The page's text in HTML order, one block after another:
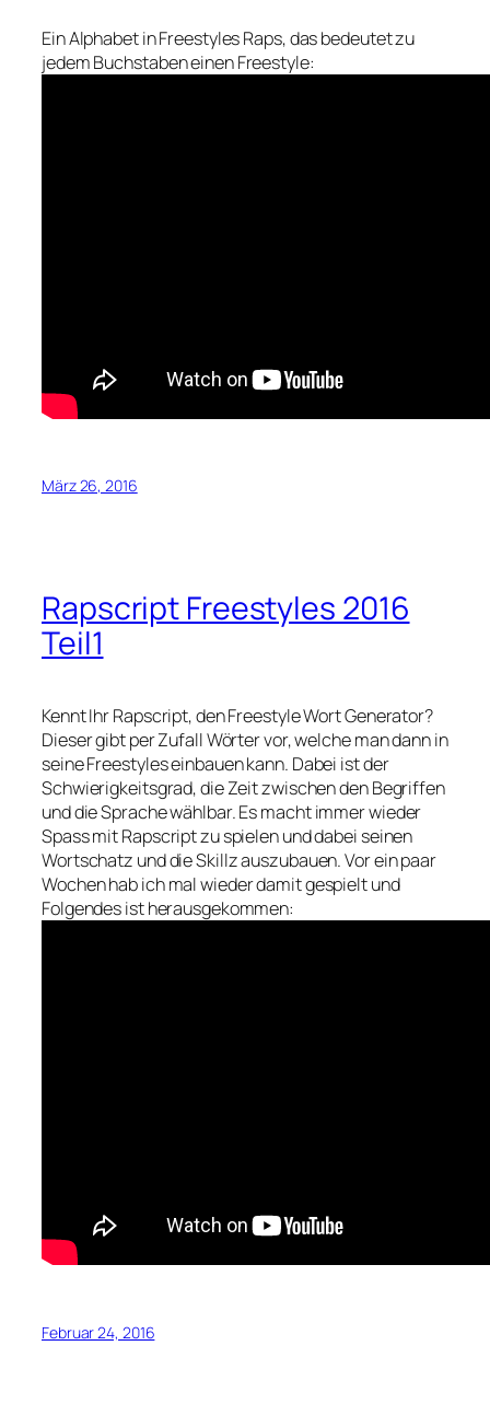
Ein Alphabet in Freestyles Raps, das bedeutet zu
jedem Buchstaben einen Freestyle:
März 26, 2016
Rapscript Freestyles 2016
Teil1
Kennt Ihr Rapscript, den Freestyle Wort Generator?
Dieser gibt per Zufall Wörter vor, welche man dann in
seine Freestyles einbauen kann. Dabei ist der
Schwierigkeitsgrad, die Zeit zwischen den Begriffen
und die Sprache wählbar. Es macht immer wieder
Spass mit Rapscript zu spielen und dabei seinen
Wortschatz und die Skillz auszubauen. Vor ein paar
Wochen hab ich mal wieder damit gespielt und
Folgendes ist herausgekommen:
Februar 24, 2016